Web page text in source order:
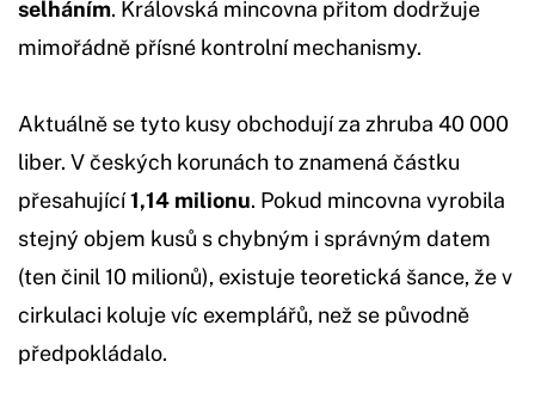
selháním. Královská mincovna přitom dodržuje
mimořádně přísné kontrolní mechanismy.
Aktuálně se tyto kusy obchodují za zhruba 40 000
liber. V českých korunách to znamená částku
přesahující1,14 milionu. Pokud mincovna vyrobila
stejný objem kusů s chybným i správným datem
(ten činil 10 milionů), existuje teoretická šance, že v
cirkulaci koluje víc exemplářů, než se původně
předpokládalo.